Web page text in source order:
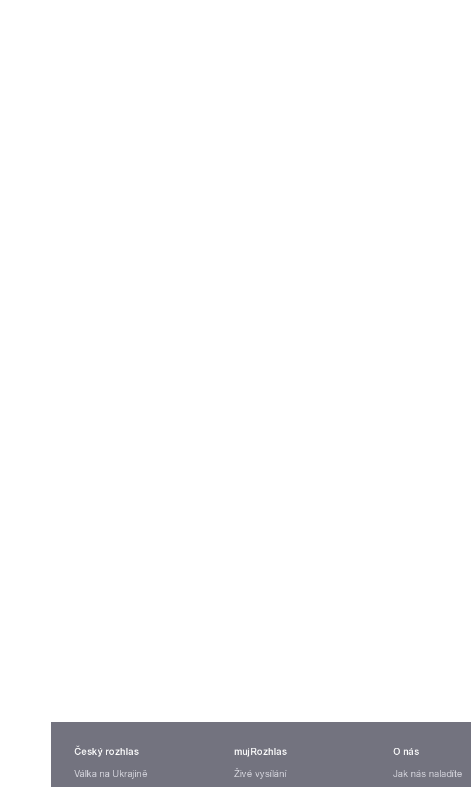
Český rozhlas
Válka na Ukrajině
mujRozhlas
Živé vysílání
O nás
Jak nás naladíte